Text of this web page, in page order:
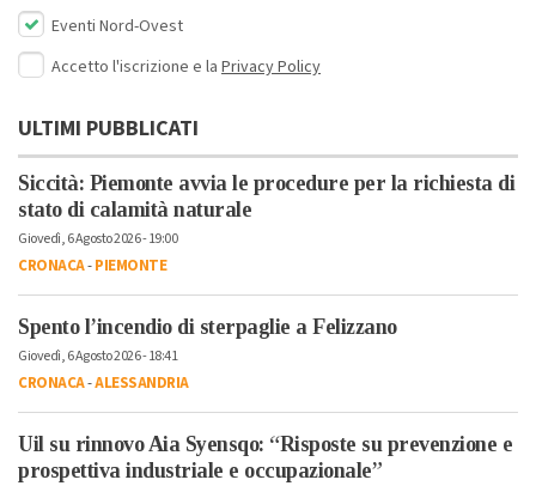
Eventi Nord-Ovest
Accetto l'iscrizione e la Privacy Policy
ULTIMI PUBBLICATI
Siccità: Piemonte avvia le procedure per la richiesta di
stato di calamità naturale
Giovedì, 6 Agosto 2026 - 19:00
CRONACA-PIEMONTE
Spento l’incendio di sterpaglie a Felizzano
Giovedì, 6 Agosto 2026 - 18:41
CRONACA-ALESSANDRIA
Uil su rinnovo Aia Syensqo: “Risposte su prevenzione e
prospettiva industriale e occupazionale”